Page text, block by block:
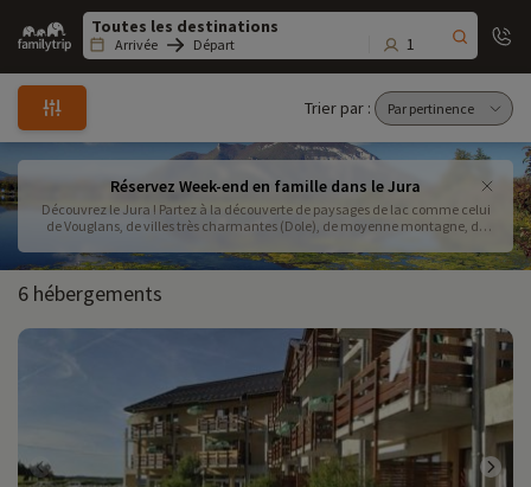
Family
trip
Arrivée Départ 1
Trier par :
Réservez Week-end en famille dans le Jura
Découvrez le Jura ! Partez à la découverte de paysages de lac comme celui
de Vouglans, de villes très charmantes (Dole), de moyenne montagne, de
6 hébergements